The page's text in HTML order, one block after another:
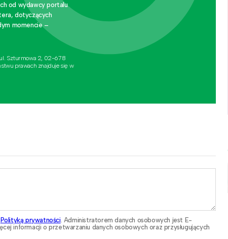
od wydawcy portalu
dotyczących
momencie –
ul. Szturmowa 2, 02-678
prawach znajduje się w
Polityką prywatności . Administratorem danych osobowych jest E-
informacji o przetwarzaniu danych osobowych oraz przysługujących